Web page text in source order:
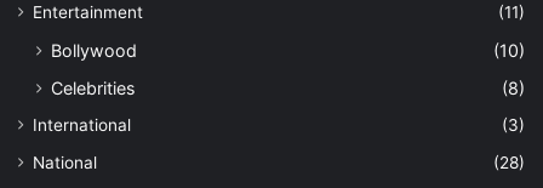
Entertainment
(11)
Bollywood
(10)
Celebrities
(8)
International
(3)
National
(28)